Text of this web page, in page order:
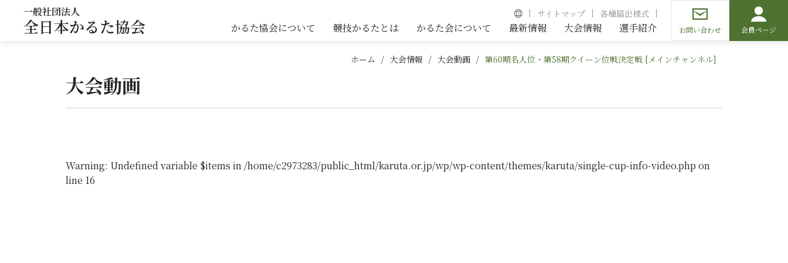
一般社団法人
全日本かるた協会
サイトマップ 各種届出様式
かるた協会について 競技かるたとは かるた会について 最新情報 大会情報 選手紹介 お問い合わせ 会員ページ
ホーム 大会情報 大会動画 第60期名人位・第58期クイーン位戦決定戦 [メインチャンネル]
大会動画
Warning: Undefined variable $items in /home/c2973283/public_html/karuta.or.jp/wp/wp-content/themes/karuta/single-cup-info-video.php on
line 16